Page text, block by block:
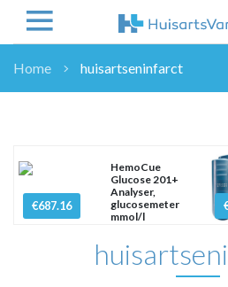
WETENSCHAP
ICT
NASCHOLINGEN
Home huisartseninfarct
€687.16
HemoCue
Glucose 201+
Analyser,
glucosemeter
mmol/l